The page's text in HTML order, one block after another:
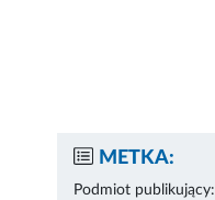
METKA:
Podmiot publikujący: